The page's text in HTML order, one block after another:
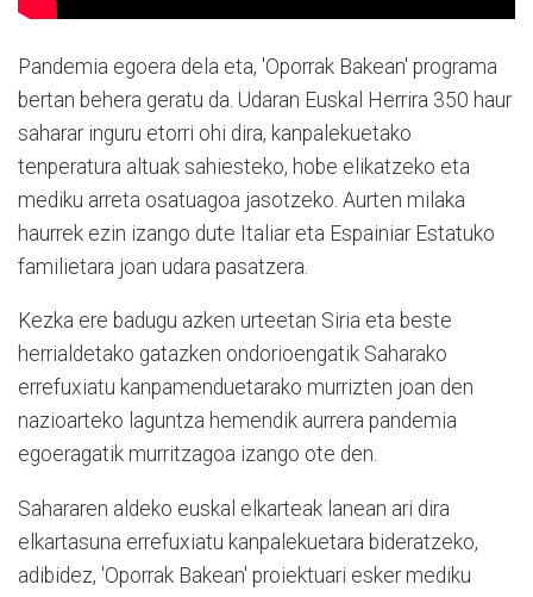
Pandemia egoera dela eta, 'Oporrak Bakean' programa
bertan behera geratu da. Udaran Euskal Herrira 350 haur
saharar inguru etorri ohi dira, kanpalekuetako
tenperatura altuak sahiesteko, hobe elikatzeko eta
mediku arreta osatuagoa jasotzeko. Aurten milaka
haurrek ezin izango dute Italiar eta Espainiar Estatuko
familietara joan udara pasatzera.
Kezka ere badugu azken urteetan Siria eta beste
herrialdetako gatazken ondorioengatik Saharako
errefuxiatu kanpamenduetarako murrizten joan den
nazioarteko laguntza hemendik aurrera pandemia
egoeragatik murritzagoa izango ote den.
Sahararen aldeko euskal elkarteak lanean ari dira
elkartasuna errefuxiatu kanpalekuetara bideratzeko,
adibidez, 'Oporrak Bakean' proiektuari esker mediku